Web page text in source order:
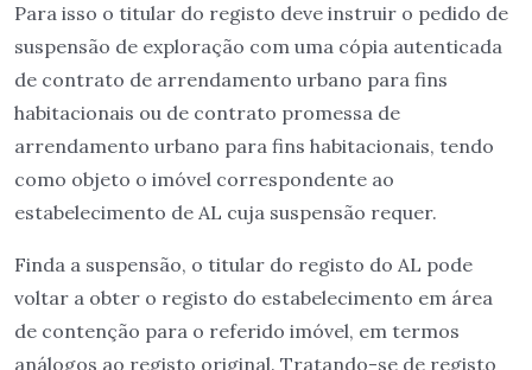
Para isso o titular do registo deve instruir o pedido de
suspensão de exploração com uma cópia autenticada
de contrato de arrendamento urbano para fins
habitacionais ou de contrato promessa de
arrendamento urbano para fins habitacionais, tendo
como objeto o imóvel correspondente ao
estabelecimento de AL cuja suspensão requer.
Finda a suspensão, o titular do registo do AL pode
voltar a obter o registo do estabelecimento em área
de contenção para o referido imóvel, em termos
análogos ao registo original. Tratando-se de registo